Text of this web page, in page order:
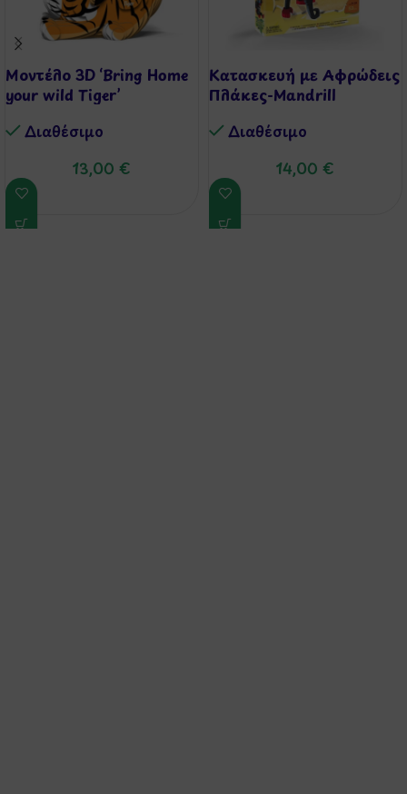
Μοντέλο 3D ‘Bring Home
your wild Tiger’
Διαθέσιμo
13,00 €
Κατασκευή με Αφρώδεις
Πλάκες-Mandrill
Διαθέσιμo
14,00 €